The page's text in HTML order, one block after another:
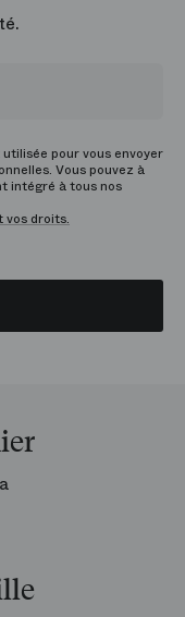
pour vous envoyer
Vous pouvez à
intégré à tous nos
vos droits.